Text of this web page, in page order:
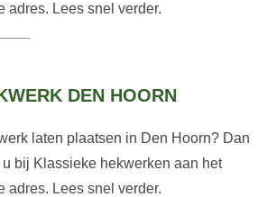
adres. Lees snel verder.
DEN HOORN
laten plaatsen in Den Hoorn? Dan
u bij Klassieke hekwerken aan het
adres. Lees snel verder.